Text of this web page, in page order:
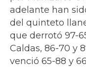
adelante han
del quinteto
que derrotó 97-
Caldas, 86-70 y
venció 65-88 y